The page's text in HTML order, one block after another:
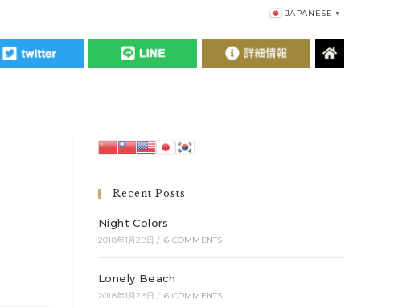
JAPANESE ▼
Recent Posts
Night Colors
2018年1月29日 / 6 COMMENTS
Lonely Beach
2018年1月29日 / 6 COMMENTS